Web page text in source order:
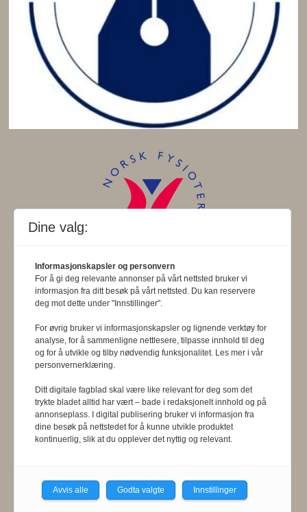
Fysioterapeuten redigeres etter
Redaktørplakaten
, og arbeider etter
Vær Varsom-plakatens regler for god
presseskikk. Den som mener seg
rammet av urettmessig medieomtale,
oppfordres til å ta kontakt med
redaksjonen. Pressens Faglige Utvalg
behandler klager mot mediene i
presseetiske spørsmål. For
Dine valg:
Informasjonskapsler og personvern
For å gi deg relevante annonser på vårt nettsted bruker vi
informasjon fra ditt besøk på vårt nettsted. Du kan reservere
deg mot dette under "Innstillinger".
For øvrig bruker vi informasjonskapsler og lignende verktøy for
analyse, for å sammenligne nettlesere, tilpasse innhold til deg
og for å utvikle og tilby nødvendig funksjonalitet. Les mer i vår
personvernerklæring.
Ditt digitale fagblad skal være like relevant for deg som det
trykte bladet alltid har vært – bade i redaksjonelt innhold og på
annonseplass. I digital publisering bruker vi informasjon fra
dine besøk på nettstedet for å kunne utvikle produktet
kontinuerlig, slik at du opplever det nyttig og relevant.
Avvis alle Godta valgte Innstillinger